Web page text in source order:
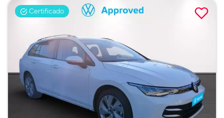
Certificado